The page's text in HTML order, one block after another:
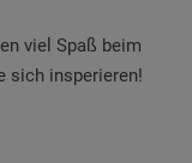
viel Spaß beim
sich insperieren!